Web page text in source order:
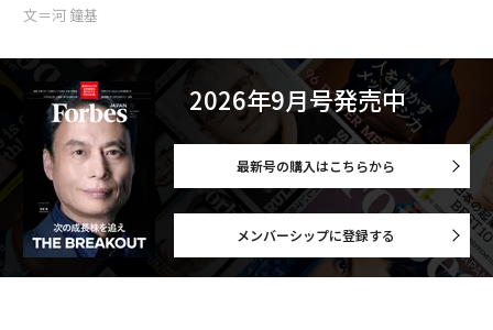
文＝河 鐘基
2026年9月号発売中
最新号の購入はこちらから
メンバーシップに登録する